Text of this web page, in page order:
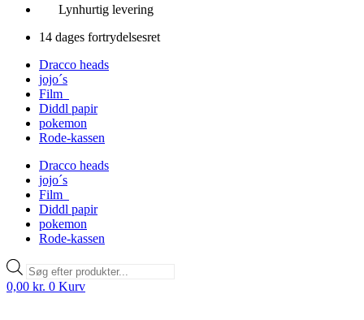
Lynhurtig levering
14 dages fortrydelsesret
Dracco heads
jojo´s
Film
Diddl papir
pokemon
Rode-kassen
Dracco heads
jojo´s
Film
Diddl papir
pokemon
Rode-kassen
Products
search
0,00 kr. 0 Kurv